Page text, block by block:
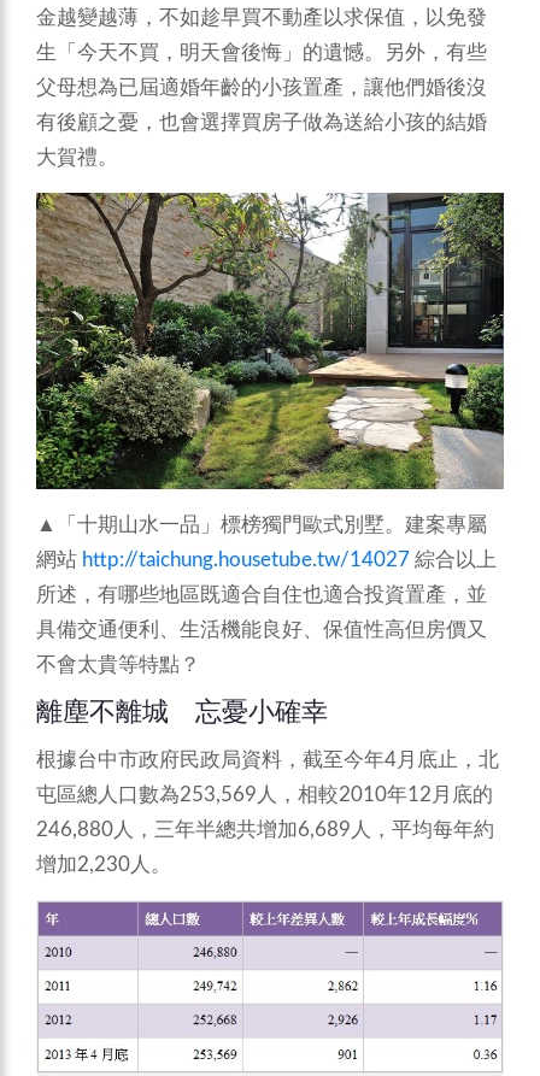
金越變越薄，不如趁早買不動產以求保值，以免發
生「今天不買，明天會後悔」的遺憾。另外，有些
父母想為已屆適婚年齡的小孩置產，讓他們婚後沒
有後顧之憂，也會選擇買房子做為送給小孩的結婚
大賀禮。
▲「十期山水一品」標榜獨門歐式別墅。建案專屬
網站 http://taichung.housetube.tw/14027 綜合以上
所述，有哪些地區既適合自住也適合投資置產，並
具備交通便利、生活機能良好、保值性高但房價又
不會太貴等特點？
離塵不離城 忘憂小確幸
根據台中市政府民政局資料，截至今年4月底止，北
屯區總人口數為253,569人，相較2010年12月底的
246,880人，三年半總共增加6,689人，平均每年約
增加2,230人。